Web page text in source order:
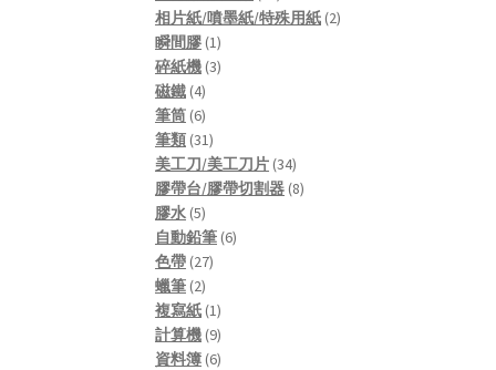
products
相片紙/噴墨紙/特殊用紙 22
瞬間膠 11
product
碎紙機 33
磁鐵 44
products
筆筒 66
products
筆類 3131
products
美工刀/美工刀片 3434
products
膠帶台/膠帶切割器 88
膠水 55
products
自動鉛筆 66
色帶 2727
蠟筆 22
products
複寫紙 11
product
計算機 99
products
資料簿 66